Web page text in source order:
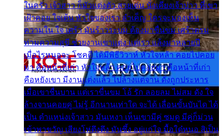
ในครัว เจ้าสาว ก็มัวแต่งตัว สวยเด่น นั่งเคียงเจ้าบ่าว ที่เขา
เฝ้าคอย ใจเต้น หัวใจของเรา ลำเค็ญ ใครจะมองเห็น
ความใน ใจ เศร้า มันร้าวระบม ต้องมาขื่นขม เศร้าตรม
ท่ามความสุขี ช่วยงานเขาแต่ง แต่เรา แล้งมาหลายปี
เมื่อไรหนอจะ โชคดี ได้มีพิธีวิวาห์ หัวใจหล้า คอยไปคอย
มา คือหน้าที่เก่า หัวใจหล้า คอยไปคอยมา คือหน้าที่เก่า
คือหยังเขา มีงานแต่งแล้ว ไปล้างแต่จาน ดั่งถูกประหาร
เมื่อเขาชื่นบาน แต่เราขื่นขม โอ้ รัก ลอยลม ไม่สม ดัง ใจ
ล้างจานคอยคู่ ไม่รู้ อีกนานเท่าใด จะได้ เลื่อนขั้นบันได ได้
เป็น ตำแหน่งเจ้าสาว มันเหงา เห็นเขามีคู่ ซมดู มีคู่ก็ม่วน
เข้าพาขวัญ เสียงโห่ตึงตึง มันซึ้ง อยู่แก่ใจ มื้อใด๋หนอ สิเป็น